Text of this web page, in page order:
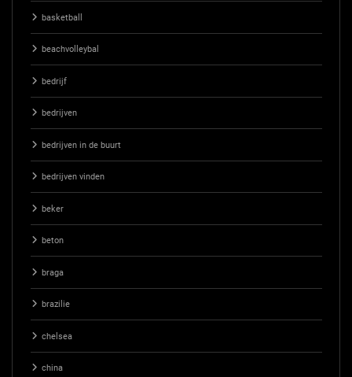
basketball
beachvolleybal
bedrijf
bedrijven
bedrijven in de buurt
bedrijven vinden
beker
beton
braga
brazilie
chelsea
china